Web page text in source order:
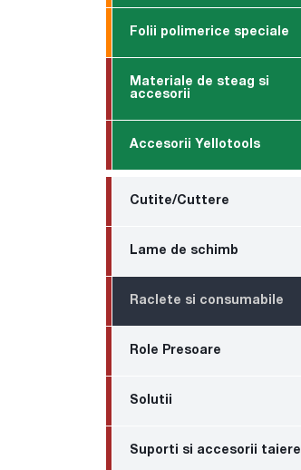
Folii polimerice speciale
Materiale de steag si
accesorii
Accesorii Yellotools
Cutite/Cuttere
Lame de schimb
Raclete si consumabile
Role Presoare
Solutii
Suporti si accesorii taiere